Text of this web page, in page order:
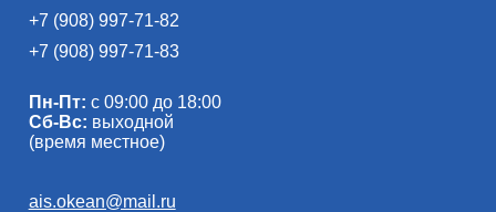
+7 (908) 997-71-82
+7 (908) 997-71-83
Пн-Пт: с 09:00 до 18:00
Сб-Вс: выходной
(время местное)
ais.okean@mail.ru